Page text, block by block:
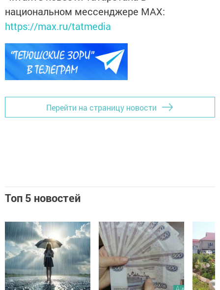
национальном мессенджере MАХ:
https://max.ru/tatmedia
Перейти на страницу новости
Топ 5 новостей